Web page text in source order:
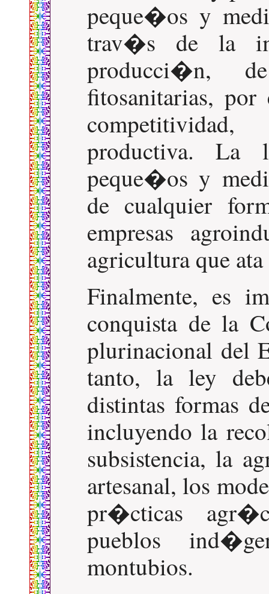
peque�os y
trav�s de la
producci�n,
fitosanitarias, por
productiva. La
peque�os y
de cualquier
empresas
agricultura que
Finalmente, es
conquista de la
plurinacional del
tanto, la ley
distintas formas
incluyendo la
subsistencia, la
artesanal, los
pr�cticas
pueblos
montubios.